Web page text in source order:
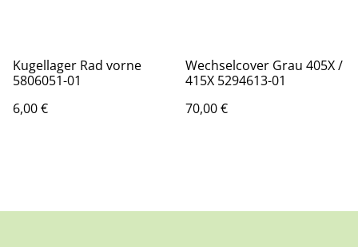
Kugellager Rad vorne
5806051-01
6,00 €
Wechselcover Grau 405X /
415X 5294613-01
70,00 €